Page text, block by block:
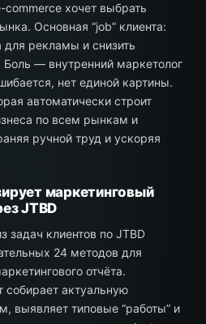
хочет выбрать
Основная “job” клиента:
для рекламы и снизить
— внутренний маркетолог
нет единой картины.
автоматически строит
по всем рынкам и
ручной труд и ускоряя
маркетинговый
JTBD
задач клиентов по JTBD
24 методов для
отчёта.
собирает актуальную
выявляет типовые “работы” и